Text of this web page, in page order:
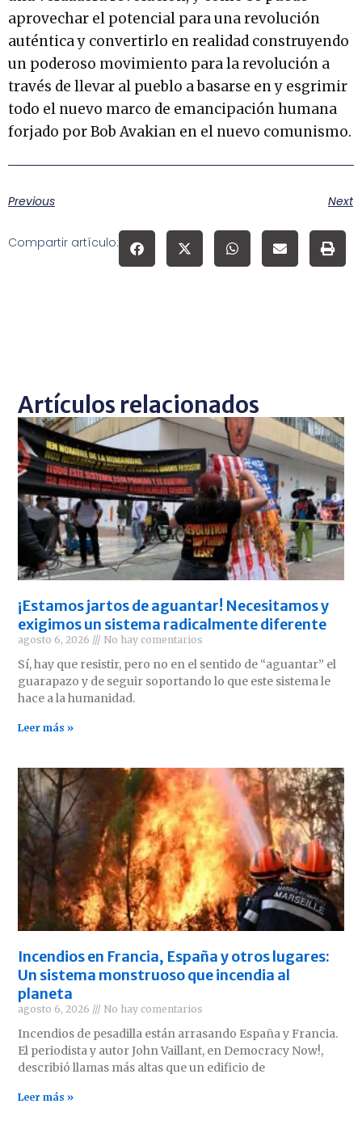
aprovechar el potencial para una revolución
auténtica y convertirlo en realidad construyendo
un poderoso movimiento para la revolución a
través de llevar al pueblo a basarse en y esgrimir
todo el nuevo marco de emancipación humana
forjado por Bob Avakian en el nuevo comunismo.
Previous Next
Compartir artículo:
Artículos relacionados
¡Estamos jartos de aguantar! Necesitamos y
exigimos un sistema radicalmente diferente
agosto 6, 2026 No hay comentarios
Sí, hay que resistir, pero no en el sentido de “aguantar” el
guarapazo y de seguir soportando lo que este sistema le
hace a la humanidad.
Leer más »
Incendios en Francia, España y otros lugares:
Un sistema monstruoso que incendia al
planeta
agosto 6, 2026 No hay comentarios
Incendios de pesadilla están arrasando España y Francia.
El periodista y autor John Vaillant, en Democracy Now!,
describió llamas más altas que un edificio de
Leer más »